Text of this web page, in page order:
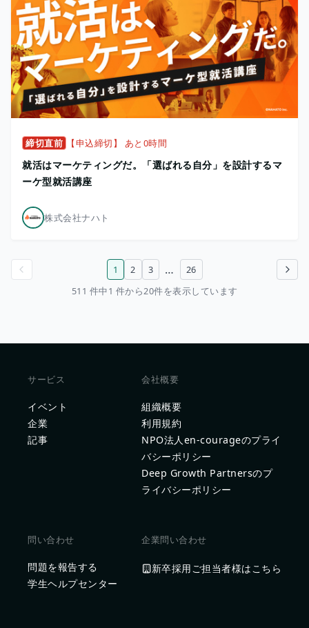
締切直前 【申込締切】 あと0時間
就活はマーケティングだ。「選ばれる自分」を設計するマ
ーケ型就活講座
株式会社ナハト
次のページ
1 2 3 …
26
511 件中1 件から20件を表示しています
サービス
イベント
企業
記事
会社概要
組織概要
利用規約
NPO法人en-courageのプライ
バシーポリシー
Deep Growth Partnersのプ
ライバシーポリシー
問い合わせ
問題を報告する
学生ヘルプセンター
企業問い合わせ
新卒採用ご担当者様はこちら